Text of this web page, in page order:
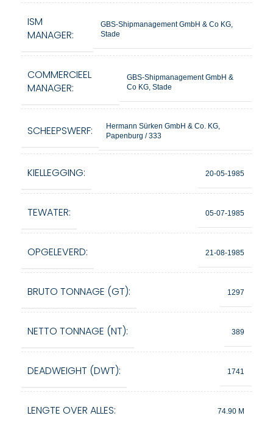
ISM
MANAGER:
GBS-Shipmanagement GmbH & Co KG,
Stade
COMMERCIEEL
MANAGER:
GBS-Shipmanagement GmbH &
Co KG, Stade
SCHEEPSWERF:
Hermann Sürken GmbH & Co. KG,
Papenburg / 333
KIELLEGGING: 20-05-1985
TEWATER: 05-07-1985
OPGELEVERD: 21-08-1985
BRUTO TONNAGE (GT): 1297
NETTO TONNAGE (NT): 389
DEADWEIGHT (DWT): 1741
LENGTE OVER ALLES: 74.90 M